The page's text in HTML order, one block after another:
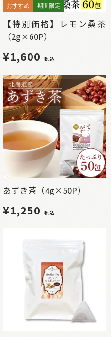
おすすめ 期間限定
【特別価格】レモン桑茶
（2g×60P）
¥1,600 税込
あずき茶（4g×50P）
¥1,250 税込